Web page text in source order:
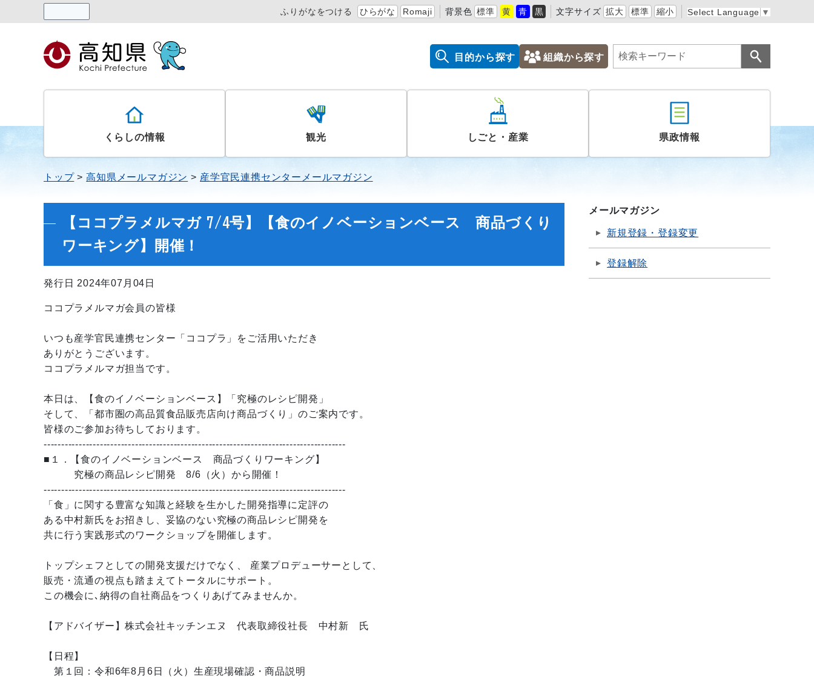
ふりがなをつける ひらがな Romaji 背景色 標準 黄 青 黒 文字サイズ 拡大 標準 縮小 Select Language ▼
目的から探す 組織から探す
くらしの情報 観光 しごと・産業 県政情報
トップ 高知県メールマガジン 産学官民連携センターメールマガジン
【ココプラメルマガ 7/4号】【食のイノベーションベース 商品づくり
ワーキング】開催！
発行日 2024年07月04日
ココプラメルマガ会員の皆様
いつも産学官民連携センター「ココプラ」をご活用いただき
ありがとうございます。
ココプラメルマガ担当です。
本日は、【食のイノベーションベース】「究極のレシピ開発」
そして、「都市圏の高品質食品販売店向け商品づくり」のご案内です。
皆様のご参加お待ちしております。
--------------------------------------------------------------------------------------
■１．【食のイノベーションベース 商品づくりワーキング】
究極の商品レシピ開発 8/6（火）から開催！
--------------------------------------------------------------------------------------
「食」に関する豊富な知識と経験を生かした開発指導に定評の
ある中村新氏をお招きし、妥協のない究極の商品レシピ開発を
共に行う実践形式のワークショップを開催します。
トップシェフとしての開発支援だけでなく、 産業プロデューサーとして、
販売・流通の視点も踏まえてトータルにサポート。
この機会に､納得の自社商品をつくりあげてみませんか。
【アドバイザー】株式会社キッチンエヌ 代表取締役社長 中村新 氏
【日程】
第１回：令和6年8月6日（火）生産現場確認・商品説明
メールマガジン
新規登録・登録変更
登録解除